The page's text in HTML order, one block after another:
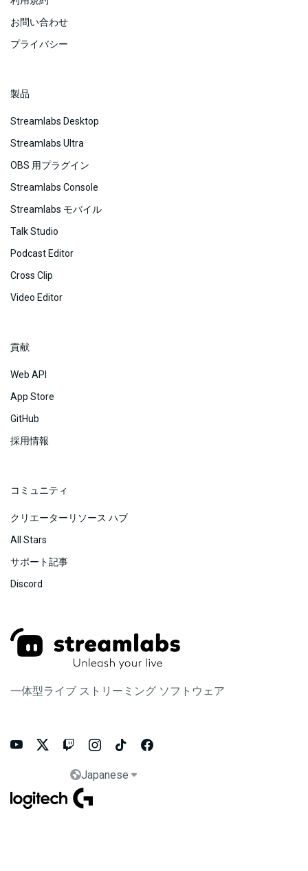
一体型ライブ ストリーミング ソフトウェア
     
Japanese 
お問い合わせ
プライバシー
製品
Streamlabs Desktop
Streamlabs Ultra
OBS 用プラグイン
Streamlabs Console
Streamlabs モバイル
Talk Studio
Podcast Editor
Cross Clip
Video Editor
貢献
Web API
App Store
GitHub
採用情報
コミュニティ
クリエーターリソース ハブ
All Stars
サポート記事
Discord